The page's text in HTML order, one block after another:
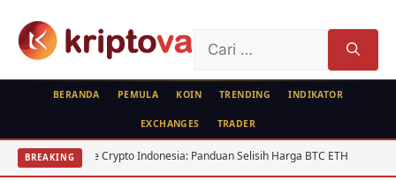
untuk:
BERANDA PEMULA KOIN TRENDING INDIKATOR
EXCHANGES TRADER
BREAKING
Crypto Indonesia: Panduan Selisih Harga BTC ETH USD/IDR
ANALISA TEKNIKAL FEATURED ISTILAH
Hull Moving Average (HMA)